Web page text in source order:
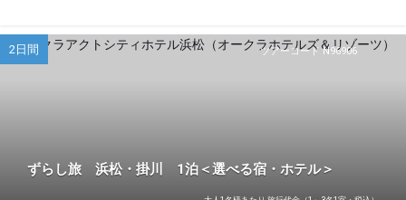
ツアーコード N96906
2日間
ずらし旅 浜松・掛川 1泊＜選べる宿・ホテル＞